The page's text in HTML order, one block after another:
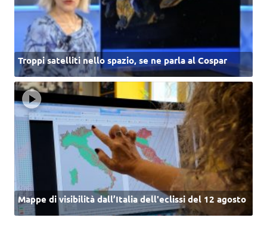
Troppi satelliti nello spazio, se ne parla al Cospar
Mappe di visibilità dall’Italia dell'eclissi del 12 agosto